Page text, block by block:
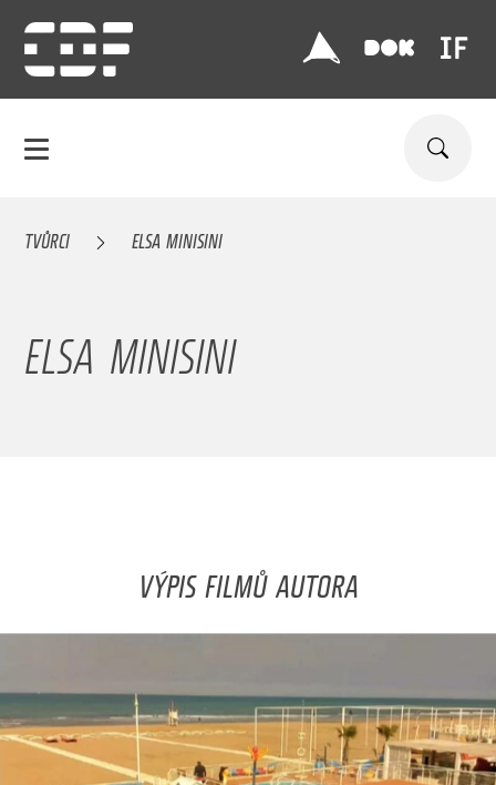
TVŮRCI ELSA MINISINI
ELSA MINISINI
VÝPIS FILMŮ AUTORA